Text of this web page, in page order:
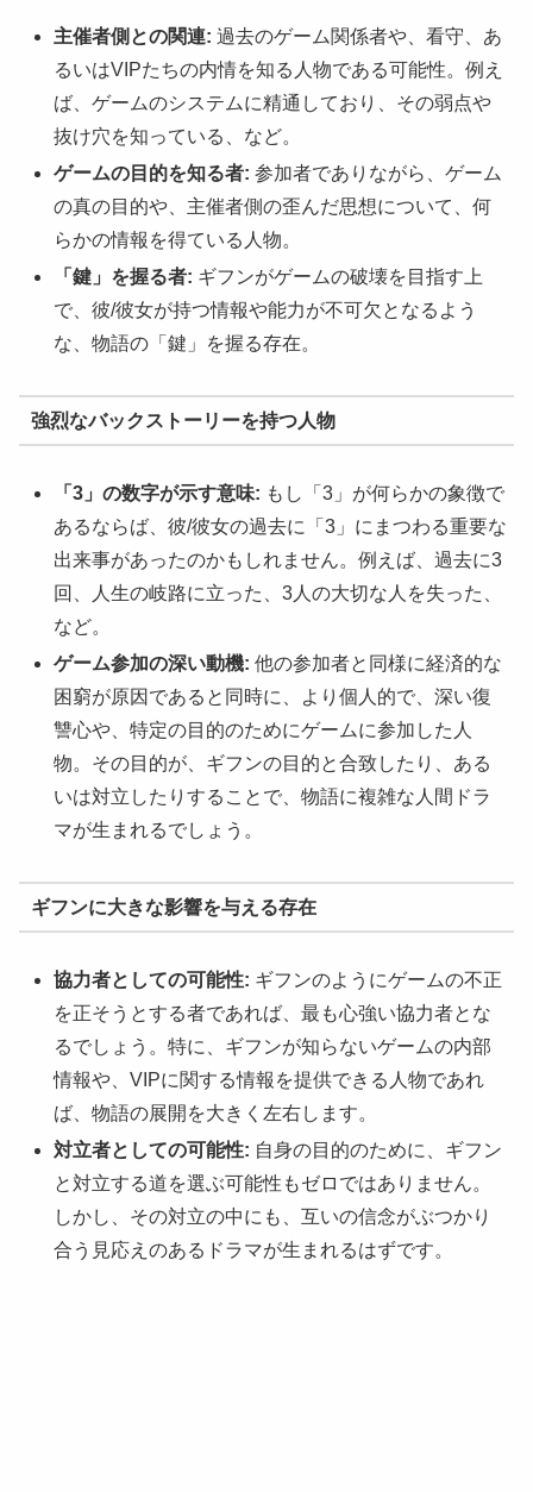
主催者側との関連: 過去のゲーム関係者や、看守、あ
るいはVIPたちの内情を知る人物である可能性。例え
ば、ゲームのシステムに精通しており、その弱点や
抜け穴を知っている、など。
ゲームの目的を知る者: 参加者でありながら、ゲーム
の真の目的や、主催者側の歪んだ思想について、何
らかの情報を得ている人物。
「鍵」を握る者: ギフンがゲームの破壊を目指す上
で、彼/彼女が持つ情報や能力が不可欠となるよう
な、物語の「鍵」を握る存在。
強烈なバックストーリーを持つ人物
「3」の数字が示す意味: もし「3」が何らかの象徴で
あるならば、彼/彼女の過去に「3」にまつわる重要な
出来事があったのかもしれません。例えば、過去に3
回、人生の岐路に立った、3人の大切な人を失った、
など。
ゲーム参加の深い動機: 他の参加者と同様に経済的な
困窮が原因であると同時に、より個人的で、深い復
讐心や、特定の目的のためにゲームに参加した人
物。その目的が、ギフンの目的と合致したり、ある
いは対立したりすることで、物語に複雑な人間ドラ
マが生まれるでしょう。
ギフンに大きな影響を与える存在
協力者としての可能性: ギフンのようにゲームの不正
を正そうとする者であれば、最も心強い協力者とな
るでしょう。特に、ギフンが知らないゲームの内部
情報や、VIPに関する情報を提供できる人物であれ
ば、物語の展開を大きく左右します。
対立者としての可能性: 自身の目的のために、ギフン
と対立する道を選ぶ可能性もゼロではありません。
しかし、その対立の中にも、互いの信念がぶつかり
合う見応えのあるドラマが生まれるはずです。